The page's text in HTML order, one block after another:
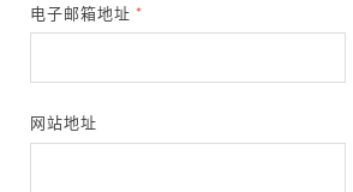
电子邮箱地址 *
网站地址